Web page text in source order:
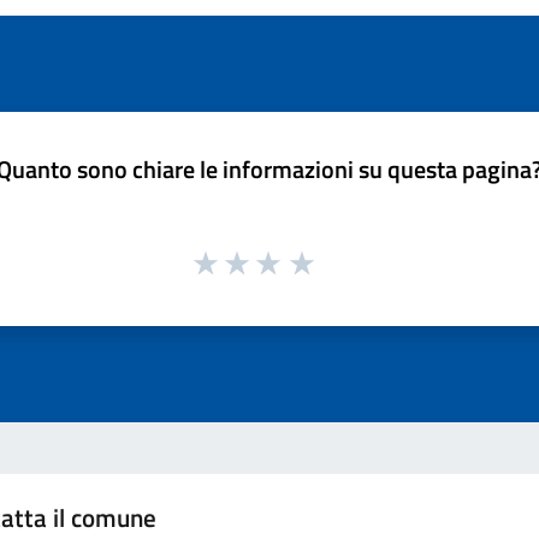
sono chiare le informazioni su questa
il comune